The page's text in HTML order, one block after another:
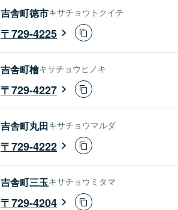
吉舎町徳市キサチョウトクイチ
729-4225
吉舎町檜キサチョウヒノキ
729-4227
吉舎町丸田キサチョウマルダ
729-4222
吉舎町三玉キサチョウミタマ
729-4204